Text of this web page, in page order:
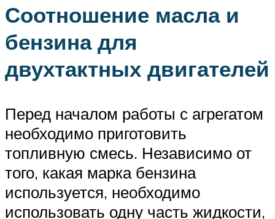
Соотношение масла и
бензина для
двухтактных двигателей
Перед началом работы с агрегатом
необходимо приготовить
топливную смесь. Независимо от
того, какая марка бензина
используется, необходимо
использовать одну часть жидкости,